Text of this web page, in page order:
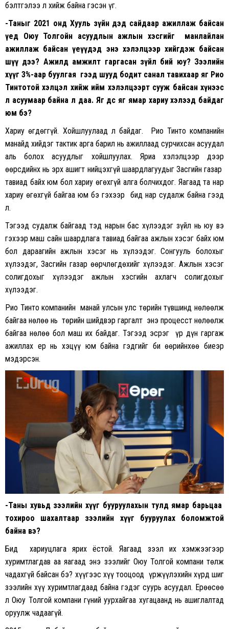
бэлтгэлээ л хийж байна гэсэн үг.
-Таныг 2021 онд Хууль зүйн дэд сайдаар ажиллаж байсан
үед Оюу Толгойн асуудлын ажлын хэсгийг манлайлан
ажиллаж байсан үеүүдэд энэ хэлэлцээр хийгдэж байсан
шүү дээ? Ажилд амжилт гаргасан зүйл бий юу? Зээлийн
хүүг 3%-аар буулгая гээд шууд бодит санал тавихаар яг Рио
Тинтотой хэлцэл хийж ийм хэлэлцээрт сууж байсан хүнээс
л асуумаар байна л даа. Яг өөдөөс яг ямар хариу хэлээд байдаг
юм бэ?
Хариу өгдөггүй. Хойшлуулаад л байдаг. Рио Тинто компанийн
манайд хийдэг тактик арга барил нь ажиллаад сурчихсан асуудал
аль болох асуудлыг хойшлуулах. Яриа хэлэлцээр дээр
өөрсдийнх нь эрх ашигт нийцэхгүй шаардлагуудыг Засгийн газар
тавиад байх юм бол хариу өгөхгүй алга болчихдог. Яагаад та нар
хариу өгөхгүй байгаа юм бэ гэхээр бид нар судалж байна гээд
л.
Тэгээд судалж байгаад тэд нарын бас хүлээдэг зүйл нь юу вэ
гэхээр маш сайн шаардлага тавиад байгаа ажлын хэсэг байх юм
бол дараагийн ажлын хэсэг нь хүлээдэг. Сонгууль болохыг
хүлээдэг, Засгийн газар өөрчлөгдөхийг хүлээдэг. Ажлын хэсэг
солигдохыг хүлээдэг ажлын хэсгийн ахлагч солигдохыг
хүлээдэг.
Рио Тинто компанийн манай улсын улс төрийн түвшинд нөлөөлж
байгаа нөлөө нь төрийн шийдвэр гаргалт энэ процесст нөлөөлж
байгаа нөлөө бол маш их байдаг. Тэгээд эсрэг үр дүн гаргаж
ажиллах ер нь хэцүү юм байна гэдгийг би өөрийнхөө биеэр
мэдэрсэн.
-Таны хувьд зээлийн хүүг бууруулахын тулд ямар барьцаа
тохироо шахалтаар зээлийн хүүг бууруулах боломжтой
байна вэ?
Бид хариуцлага ярих ёстой. Яагаад зээл их хэмжээгээр
хуримтлагдав аа яагаад энэ зээлийг Оюу Толгой компани төлж
чадахгүй байсан бэ? хүүгээс хүү тооцоод үржүүлэхийн хүрд шиг
зээлийн хүү хуримтлагдаад байна гэдэг суурь асуудал. Ерөөсөө
л Оюу Толгой компани гүний уурхайгаа хугацаанд нь ашиглалтад
оруулж чадаагүй.